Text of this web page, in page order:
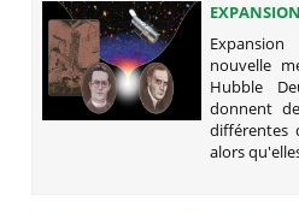
UNE
nouvelle
Hubble
donnent
différentes
alors